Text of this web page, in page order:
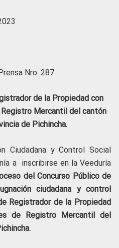
Nro. 287
de la Propiedad con
Mercantil del cantón
de Pichincha.
Ciudadana y Control Social
a inscribirse en la Veeduría
del Concurso Público de
ciudadana y control
Registrador de la Propiedad
de Registro Mercantil del